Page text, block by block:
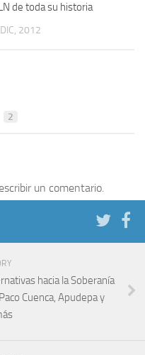
de toda su historia
2012
2
un comentario.
hacia la Soberanía
Cuenca, Apudepa y